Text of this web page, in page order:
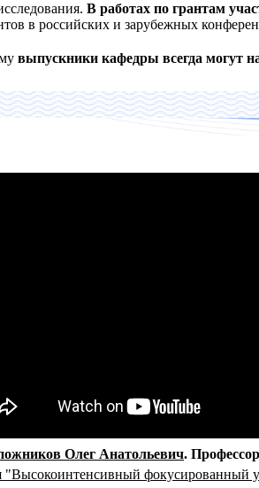
В работах по грантам
в российских и зарубежных
выпускники кафедры всегда могут
Олег Анатольевич Профессор
"Высокоинтенсивный фокусированный